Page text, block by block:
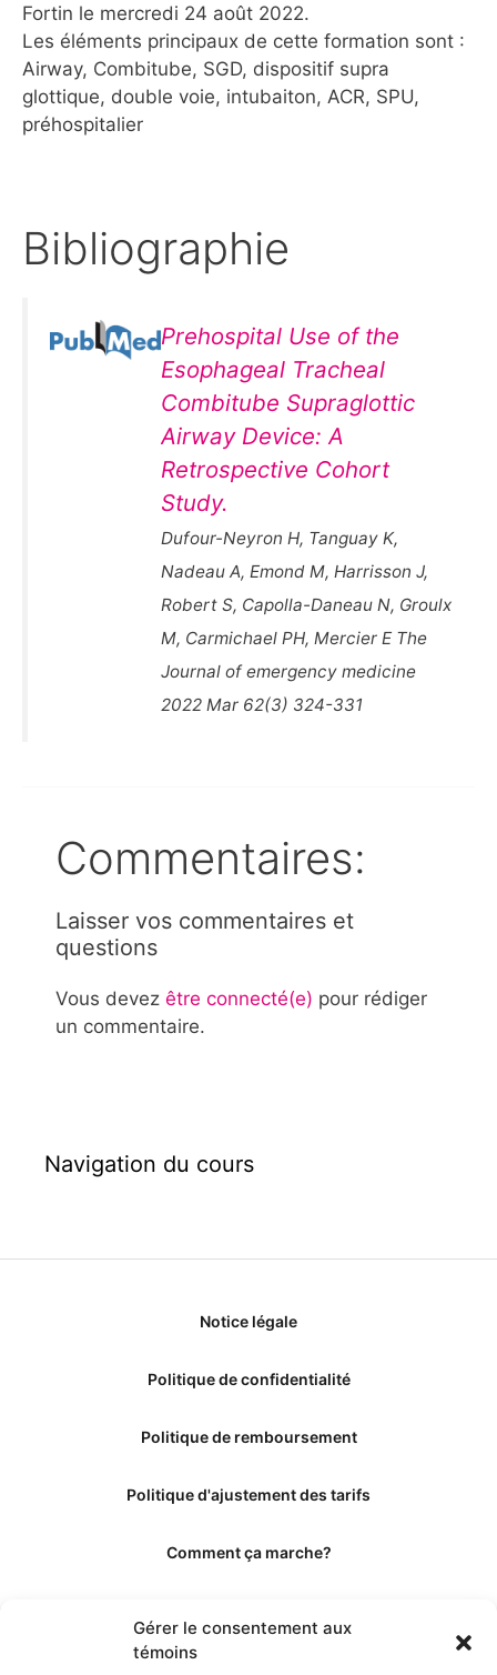
Gérer le consentement aux
témoins
Fortin le mercredi 24 août 2022.
Les éléments principaux de cette formation sont :
Airway, Combitube, SGD, dispositif supra
glottique, double voie, intubaiton, ACR, SPU,
préhospitalier
Bibliographie
Prehospital Use of the
Esophageal Tracheal
Combitube Supraglottic
Airway Device: A
Retrospective Cohort
Study.
Dufour-Neyron H, Tanguay K,
Nadeau A, Emond M, Harrisson J,
Robert S, Capolla-Daneau N, Groulx
M, Carmichael PH, Mercier E The
Journal of emergency medicine
2022 Mar 62(3) 324-331
Commentaires:
Laisser vos commentaires et
questions
Vous devez être connecté(e) pour rédiger
un commentaire.
Navigation du cours
Notice légale
Politique de confidentialité
Politique de remboursement
Politique d'ajustement des tarifs
Comment ça marche?